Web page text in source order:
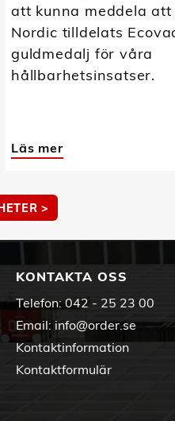
att kunna meddela att
Nordic tilldelats
guldmedalj för våra
hållbarhetsinsatser.
Läs mer
>
KONTAKTA OSS
Telefon: 042 - 25 23 00
Email: info@order.se
Kontaktinformation
Kontaktformulär